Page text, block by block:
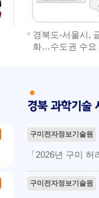
경북도-서울시,
화…수도권 수요
구미전자정보기술원
「2026년 구미
구미전자정보기술원